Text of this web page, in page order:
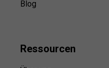
Blog
Ressourcen